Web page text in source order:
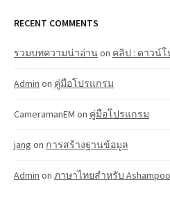
RECENT COMMENTS
รวมบทความน่าอ่านon คลิป : ดาวน์โ
Admin on คู่มือโปรแกรม
CameramanEM on คู่มือโปรแกรม
jang on การสร้างฐานข้อมูล
Admin on ภาษาไทยสำหรับ Ashampoo